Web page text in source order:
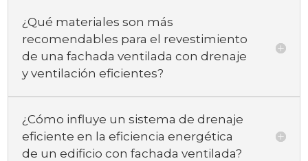
¿Qué materiales son más
recomendables para el revestimiento
de una fachada ventilada con drenaje
y ventilación eficientes?
¿Cómo influye un sistema de drenaje
eficiente en la eficiencia energética
de un edificio con fachada ventilada?